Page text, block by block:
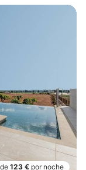
123 € por noche